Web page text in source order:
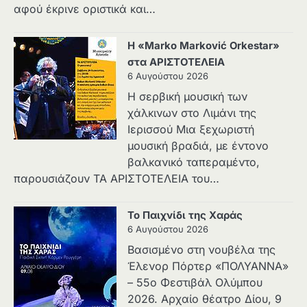
αφού έκρινε οριστικά και…
Η «Marko Marković Orkestar»
στα ΑΡΙΣΤΟΤΕΛΕΙΑ
6 Αυγούστου 2026
Η σερβική μουσική των
χάλκινων στο Λιμάνι της
Ιερισσού Μια ξεχωριστή
μουσική βραδιά, με έντονο
βαλκανικό ταπεραμέντο,
παρουσιάζουν ΤΑ ΑΡΙΣΤΟΤΕΛΕΙΑ του…
Το Παιχνίδι της Χαράς
6 Αυγούστου 2026
Βασισμένο στη νουβέλα της
Έλενορ Πόρτερ «ΠΟΛΥΑΝΝΑ»
– 55ο Φεστιβάλ Ολύμπου
2026. Αρχαίο θέατρο Δίου, 9